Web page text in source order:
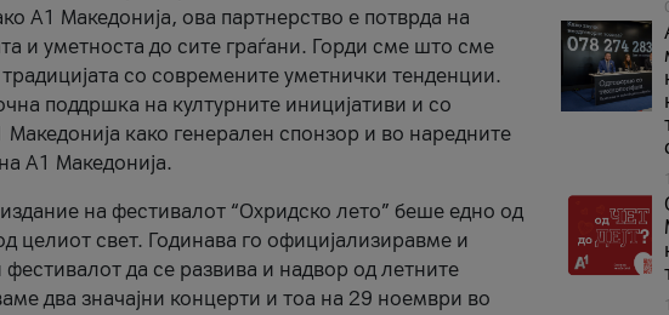
A1 Македонија, ова партнерство е потврда на
и уметноста до сите граѓани. Горди сме што сме
со современите уметнички тенденции.
поддршка на културните иницијативи и со
како генерален спонзор и во наредните
A1 Македонија.
на фестивалот “Охридско лето” беше едно од
целиот свет. Годинава го официјализиравме и
да се развива и надвор од летните
два значајни концерти и тоа на 29 ноември во